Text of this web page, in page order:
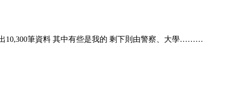
10,300筆資料 其中有些是我的 剩下則由警察、大學………